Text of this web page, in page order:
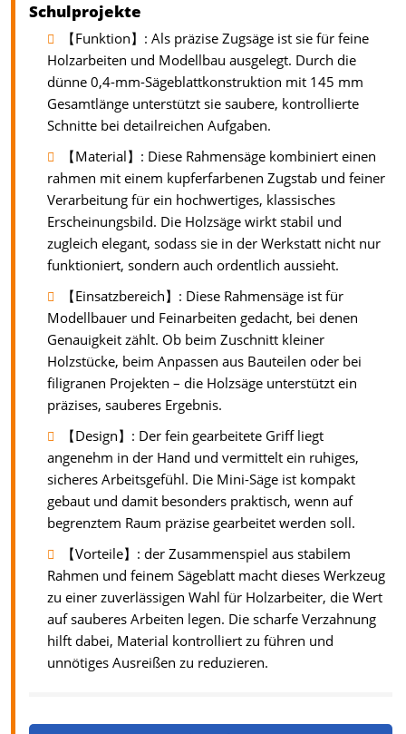
Schulprojekte
【Funktion】: Als präzise Zugsäge ist sie für feine
Holzarbeiten und Modellbau ausgelegt. Durch die
dünne 0,4-mm-Sägeblattkonstruktion mit 145 mm
Gesamtlänge unterstützt sie saubere, kontrollierte
Schnitte bei detailreichen Aufgaben.
【Material】: Diese Rahmensäge kombiniert einen
rahmen mit einem kupferfarbenen Zugstab und feiner
Verarbeitung für ein hochwertiges, klassisches
Erscheinungsbild. Die Holzsäge wirkt stabil und
zugleich elegant, sodass sie in der Werkstatt nicht nur
funktioniert, sondern auch ordentlich aussieht.
【Einsatzbereich】: Diese Rahmensäge ist für
Modellbauer und Feinarbeiten gedacht, bei denen
Genauigkeit zählt. Ob beim Zuschnitt kleiner
Holzstücke, beim Anpassen aus Bauteilen oder bei
filigranen Projekten – die Holzsäge unterstützt ein
präzises, sauberes Ergebnis.
【Design】: Der fein gearbeitete Griff liegt
angenehm in der Hand und vermittelt ein ruhiges,
sicheres Arbeitsgefühl. Die Mini-Säge ist kompakt
gebaut und damit besonders praktisch, wenn auf
begrenztem Raum präzise gearbeitet werden soll.
【Vorteile】: der Zusammenspiel aus stabilem
Rahmen und feinem Sägeblatt macht dieses Werkzeug
zu einer zuverlässigen Wahl für Holzarbeiter, die Wert
auf sauberes Arbeiten legen. Die scharfe Verzahnung
hilft dabei, Material kontrolliert zu führen und
unnötiges Ausreißen zu reduzieren.